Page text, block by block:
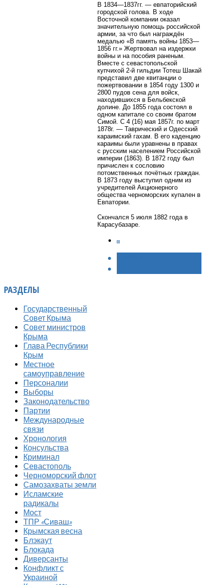
В 1834—1837гг. — евпаторийский
городской голова. В ходе
Восточной компании оказал
значительную помощь российской
армии, за что был награждён
медалью «В память войны 1853—
1856 гг.» Жертвовал на издержки
войны и на пособия раненым.
Вместе с севастопольской
купчихой 2-й гильдии Тотеш Шакай
представил две квитанции о
пожертвовании в 1854 году 1300 и
2800 пудов сена для войск,
находившихся в Бельбекской
долине. До 1855 года состоял в
одном капитале со своим братом
Симой. С 4 (16) мая 1857г. по март
1878г. — Таврический и Одесский
караимский гахам. В его каденцию
караимы были уравнены в правах
с русским населением Российской
империи (1863). В 1872 году был
причислен к сословию
потомственных почётных граждан.
В 1873 году выступил одним из
учредителей Акционерного
общества черноморских купален в
Евпатории.
Скончался 5 июля 1882 года в
Карасубазаре.
РАЗДЕЛЫ
Государственный
Совет Крыма
Совет министров
Крыма
Глава Республики
Крым
Местное
самоуправление
Персоналии
Выборы
Законодательство
Партии
Международные
связи
Хронология
Консульства
Криминал
Севастополь
Черноморский флот
Самозахваты земли
Исламские
радикалы
Мост
ТПР «Сиваш»
Крымская весна
Блэкаут
Блокада
Диверсанты
Конфликт с
Украиной